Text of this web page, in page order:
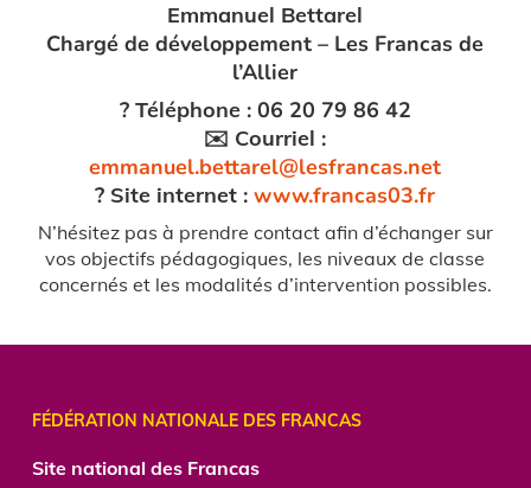
Emmanuel Bettarel
Chargé de développement – Les Francas de
l’Allier
? Téléphone: 06 20 79 86 42
✉️ Courriel :
emmanuel.bettarel@lesfrancas.net
? Site internet :www.francas03.fr
N’hésitez pas à prendre contact afin d’échanger sur
vos objectifs pédagogiques, les niveaux de classe
concernés et les modalités d’intervention possibles.
FÉDÉRATION NATIONALE DES FRANCAS
Site national des Francas